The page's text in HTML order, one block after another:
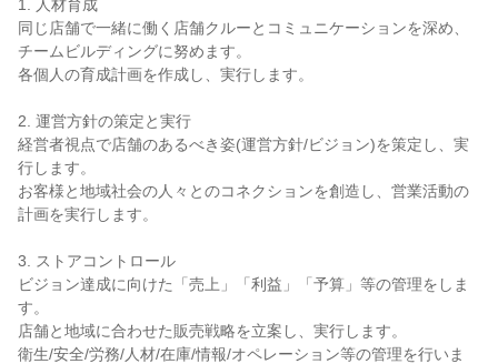
1. 人材育成
同じ店舗で一緒に働く店舗クルーとコミュニケーションを深め、
チームビルディングに努めます。
各個人の育成計画を作成し、実行します。
2. 運営方針の策定と実行
経営者視点で店舗のあるべき姿(運営方針/ビジョン)を策定し、実
行します。
お客様と地域社会の人々とのコネクションを創造し、営業活動の
計画を実行します。
3. ストアコントロール
ビジョン達成に向けた「売上」「利益」「予算」等の管理をしま
す。
店舗と地域に合わせた販売戦略を立案し、実行します。
衛生/安全/労務/人材/在庫/情報/オペレーション等の管理を行いま